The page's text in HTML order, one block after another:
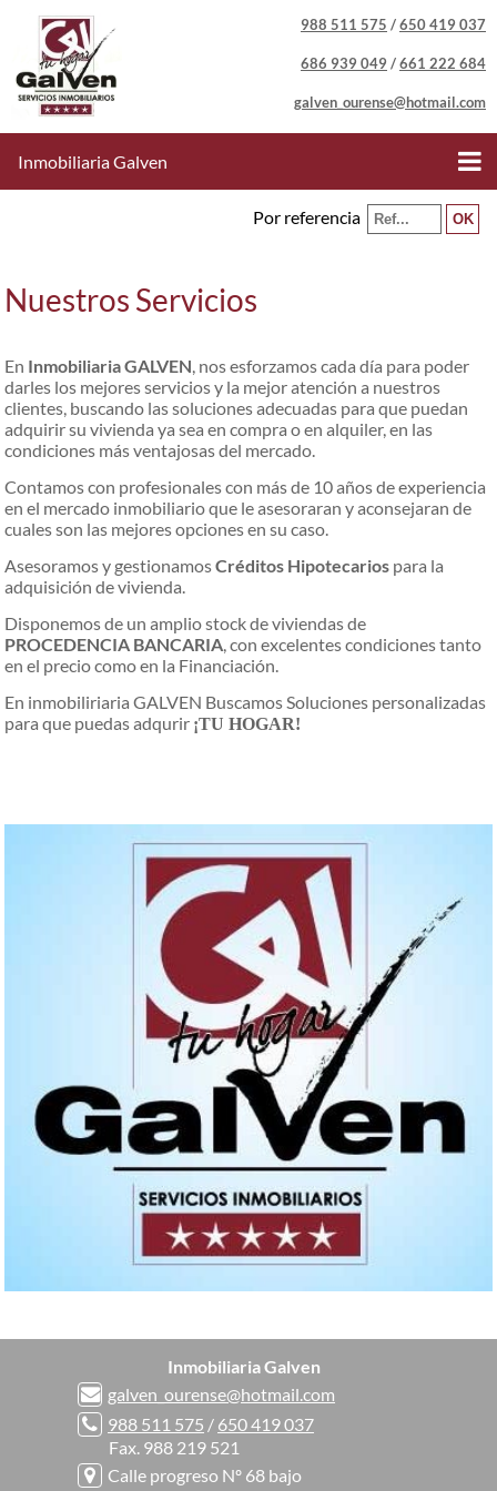
988 511 575 /650 419 037
686 939 049 /661 222 684
galven_ourense@hotmail.com
Inmobiliaria Galven
Por referencia
Nuestros Servicios
En Inmobiliaria GALVEN, nos esforzamos cada día para poder
darles los mejores servicios y la mejor atención a nuestros
clientes, buscando las soluciones adecuadas para que puedan
adquirir su vivienda ya sea en compra o en alquiler, en las
condiciones más ventajosas del mercado.
Contamos con profesionales con más de 10 años de experiencia
en el mercado inmobiliario que le asesoraran y aconsejaran de
cuales son las mejores opciones en su caso.
Asesoramos y gestionamosCréditos Hipotecarios para la
adquisición de vivienda.
Disponemos de un amplio stock de viviendas de
PROCEDENCIA BANCARIA, con excelentes condiciones tanto
en el precio como en la Financiación.
En inmobiliriaria GALVEN Buscamos Soluciones personalizadas
para que puedas adqurir ¡TU HOGAR!
Inmobiliaria Galven
galven_ourense@hotmail.com
988 511 575 / 650 419 037
Fax. 988 219 521
Calle progreso Nº 68 bajo